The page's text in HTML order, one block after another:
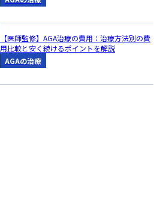
【医師監修】AGA治療の費用：治療方法別の費
用比較と安く続けるポイントを解説
AGAの治療